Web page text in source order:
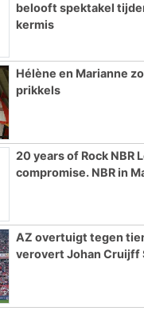
belooft spektakel
kermis
Hélène en Marianne
prikkels
20 years of Rock NBR
compromise. NBR in
AZ overtuigt tegen
verovert Johan Cruijff